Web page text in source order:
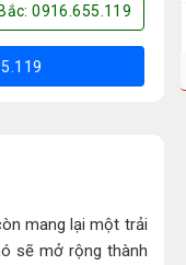
0916.655.119
mang lại một trải
sẽ mở rộng thành